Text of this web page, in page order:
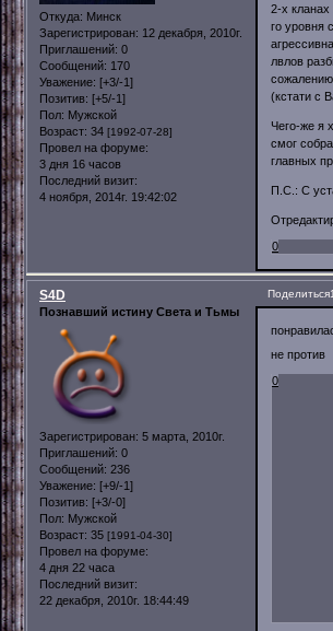
Откуда: Минск
Зарегистрирован: 12 декабря, 2010г.
Приглашений: 0
Сообщений: 170
Уважение: [+3/-1]
Позитив: [+5/-1]
Пол: Мужской
Возраст: 34 [1992-07-28]
Провел на форуме:
3 дня 16 часов
Последний визит:
4 ноября, 2014г. 19:42:02
2-х
го уровня
лвлов
сожалению
(кстати с
Чего-же я
смог
главных
П.С.: С
0
Поделиться
S4D
Познавший истину Света и Тьмы
Зарегистрирован: 5 марта, 2010г.
Приглашений: 0
Сообщений: 236
Уважение: [+9/-1]
Позитив: [+3/-0]
Пол: Мужской
Возраст: 35 [1991-04-30]
Провел на форуме:
4 дня 22 часа
Последний визит:
22 декабря, 2010г. 18:44:49
не против
0